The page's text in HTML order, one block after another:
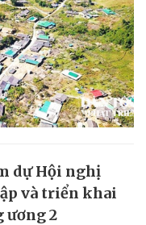
dự Hội nghị
và triển khai
ương 2